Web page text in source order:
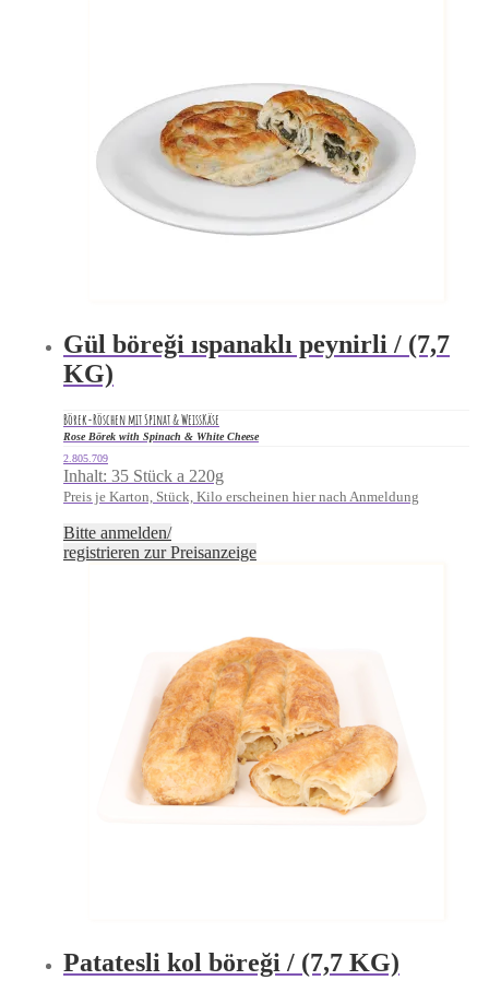
Gül böreği ıspanaklı peynirli / (7,7
KG)
Börek-Röschen mit Spinat & WeissKäse
Rose Börek with Spinach & White Cheese
2.805.709
Inhalt: 35 Stück a 220g
Preis je Karton, Stück, Kilo erscheinen hier nach Anmeldung
Bitte anmelden/
registrieren zur Preisanzeige
Patatesli kol böreği / (7,7 KG)